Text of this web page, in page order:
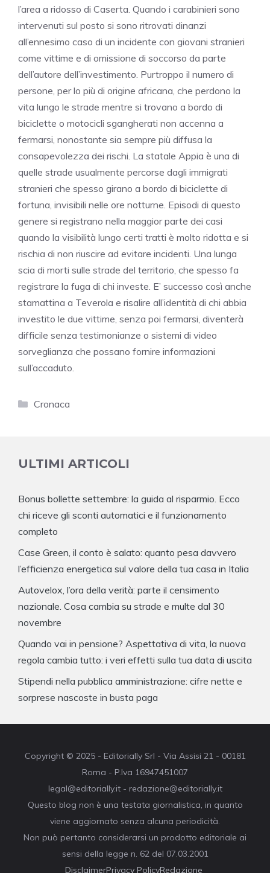
l’area a ridosso di Caserta. Quando i carabinieri sono
intervenuti sul posto si sono ritrovati dinanzi
all’ennesimo caso di un incidente con giovani stranieri
come vittime e di omissione di soccorso da parte
dell’autore dell’investimento. Purtroppo il numero di
persone, per lo più di origine africana, che perdono la
vita lungo le strade mentre si trovano a bordo di
biciclette o motocicli sgangherati non accenna a
fermarsi, nonostante sia sempre più diffusa la
consapevolezza dei rischi. La statale Appia è una di
quelle strade usualmente percorse dagli immigrati
stranieri che spesso girano a bordo di biciclette di
fortuna, invisibili nelle ore notturne. Episodi di questo
genere si registrano nella maggior parte dei casi
quando la visibilità lungo certi tratti è molto ridotta e si
rischia di non riuscire ad evitare incidenti. Una lunga
scia di morti sulle strade del territorio, che spesso fa
registrare la fuga di chi investe. E’ successo così anche
stamattina a Teverola e risalire all’identità di chi abbia
investito le due vittime, senza poi fermarsi, diventerà
difficile senza testimonianze o sistemi di video
sorveglianza che possano fornire informazioni
sull’accaduto.
Categorie
Cronaca
ULTIMI ARTICOLI
Bonus bollette settembre: la guida al risparmio. Ecco
chi riceve gli sconti automatici e il funzionamento
completo
Case Green, il conto è salato: quanto pesa davvero
l’efficienza energetica sul valore della tua casa in Italia
Autovelox, l’ora della verità: parte il censimento
nazionale. Cosa cambia su strade e multe dal 30
novembre
Quando vai in pensione? Aspettativa di vita, la nuova
regola cambia tutto: i veri effetti sulla tua data di uscita
Stipendi nella pubblica amministrazione: cifre nette e
sorprese nascoste in busta paga
Copyright © 2025 - Editorially Srl - Via Assisi 21 - 00181
Roma - P.Iva 16947451007
legal@editorially.it - redazione@editorially.it
Questo blog non è una testata giornalistica, in quanto
viene aggiornato senza alcuna periodicità.
Non può pertanto considerarsi un prodotto editoriale ai
sensi della legge n. 62 del 07.03.2001
DisclaimerPrivacy PolicyRedazione